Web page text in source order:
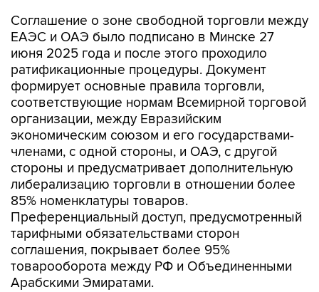
Соглашение о зоне свободной торговли между
ЕАЭС и ОАЭ было подписано в Минске 27
июня 2025 года и после этого проходило
ратификационные процедуры. Документ
формирует основные правила торговли,
соответствующие нормам Всемирной торговой
организации, между Евразийским
экономическим союзом и его государствами-
членами, с одной стороны, и ОАЭ, с другой
стороны и предусматривает дополнительную
либерализацию торговли в отношении более
85% номенклатуры товаров.
Преференциальный доступ, предусмотренный
тарифными обязательствами сторон
соглашения, покрывает более 95%
товарооборота между РФ и Объединенными
Арабскими Эмиратами.